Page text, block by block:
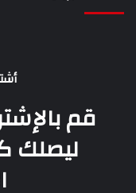
قم
ليصلك